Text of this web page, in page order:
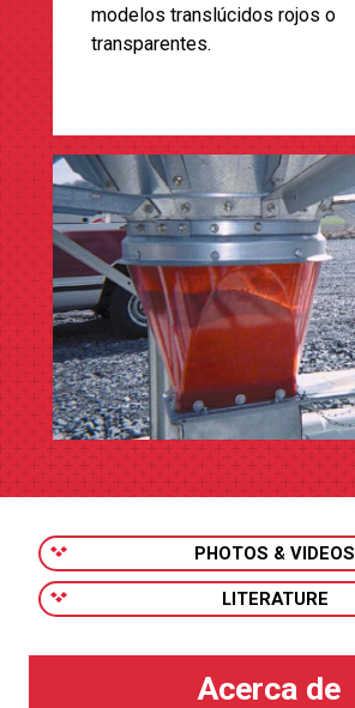
modelos translúcidos rojos o
transparentes.
PHOTOS & VIDEOS
LITERATURE